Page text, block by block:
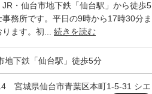
・仙台市地下鉄「仙台駅」から徒歩5
務所です。平日の9時から17時30分ま
ます。初... 続きを読む
地下鉄「仙台駅」徒歩5分
宮城県仙台市青葉区本町1-5-31 シエ